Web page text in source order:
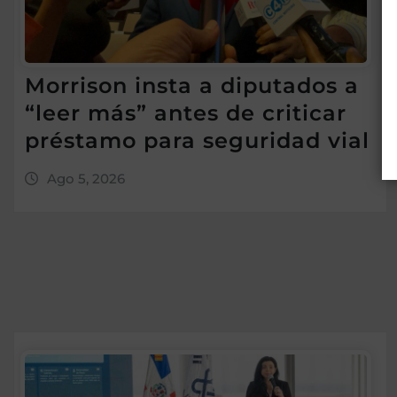
Morrison insta a diputados a
“leer más” antes de criticar
préstamo para seguridad vial
Ago 5, 2026